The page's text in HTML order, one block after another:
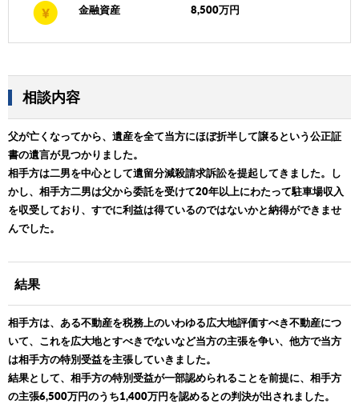
金融資産 8,500万円
相談内容
父が亡くなってから、遺産を全て当方にほぼ折半して譲るという公正証
書の遺言が見つかりました。
相手方は二男を中心として遺留分減殺請求訴訟を提起してきました。し
かし、相手方二男は父から委託を受けて20年以上にわたって駐車場収入
を収受しており、すでに利益は得ているのではないかと納得ができませ
んでした。
結果
相手方は、ある不動産を税務上のいわゆる広大地評価すべき不動産につ
いて、これを広大地とすべきでないなど当方の主張を争い、他方で当方
は相手方の特別受益を主張していきました。
結果として、相手方の特別受益が一部認められることを前提に、相手方
の主張6,500万円のうち1,400万円を認めるとの判決が出されました。